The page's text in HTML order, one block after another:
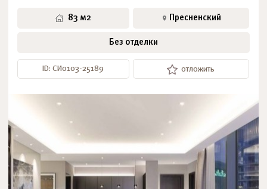
83 м2 Пресненский
Без отделки
ID: СИ0103-25189 отложить